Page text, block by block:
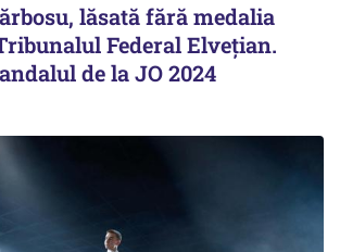
lăsată fără medalia
Federal Elvețian.
de la JO 2024